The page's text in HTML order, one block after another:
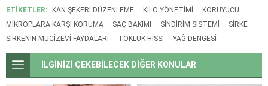
ETİKETLER: KAN ŞEKERI DÜZENLEME KILO YÖNETIMI
KORUYUCU
MIKROPLARA KARŞI KORUMA
SAÇ BAKIMI SINDIRIM SISTEMI
SIRKE
SIRKENIN MUCIZEVI FAYDALARI
TOKLUK HISSI YAĞ DENGESI
İLGİNİZİ ÇEKEBİLECEK DİĞER KONULAR